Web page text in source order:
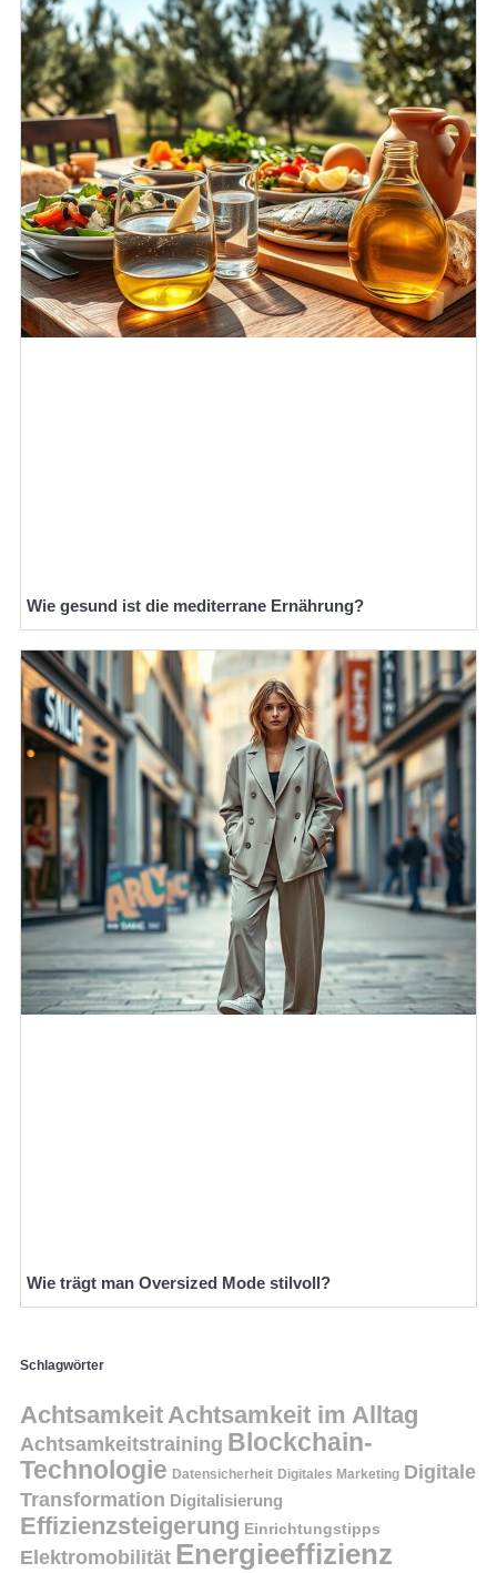
Wie gesund ist die mediterrane Ernährung?
Wie trägt man Oversized Mode stilvoll?
Schlagwörter
Achtsamkeit Achtsamkeit im Alltag
Achtsamkeitstraining Blockchain-
Technologie Datensicherheit Digitales Marketing Digitale
Transformation Digitalisierung
Effizienzsteigerung Einrichtungstipps
Elektromobilität Energieeffizienz